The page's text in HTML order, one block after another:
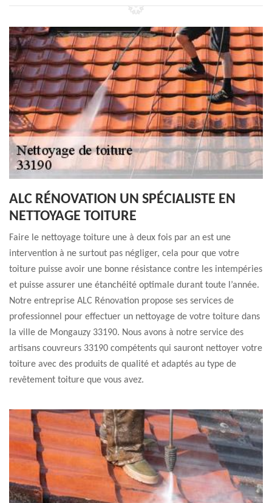
ALC RÉNOVATION UN SPÉCIALISTE EN
NETTOYAGE TOITURE
Faire le nettoyage toiture une à deux fois par an est une
intervention à ne surtout pas négliger, cela pour que votre
toiture puisse avoir une bonne résistance contre les intempéries
et puisse assurer une étanchéité optimale durant toute l’année.
Notre entreprise ALC Rénovation propose ses services de
professionnel pour effectuer un nettoyage de votre toiture dans
la ville de Mongauzy 33190. Nous avons à notre service des
artisans couvreurs 33190 compétents qui sauront nettoyer votre
toiture avec des produits de qualité et adaptés au type de
revêtement toiture que vous avez.